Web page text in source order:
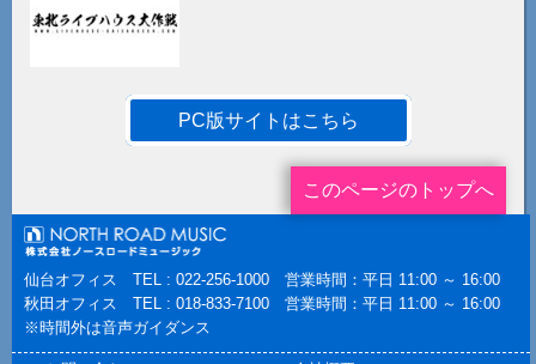
PC版サイトはこちら
このページのトップへ
仙台オフィス TEL : 022-256-1000 営業時間：平日 11:00 ～ 16:00
秋田オフィス TEL : 018-833-7100 営業時間：平日 11:00 ～ 16:00
※時間外は音声ガイダンス